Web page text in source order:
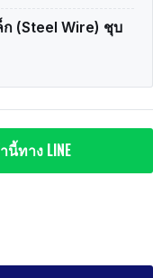
ก (Steel Wire) ชุบ
ทาง LINE